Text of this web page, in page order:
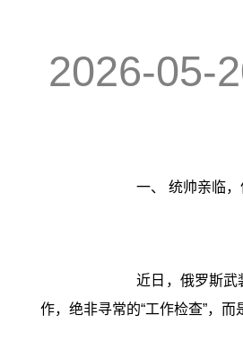
2026-05-
一、 统帅亲临，
近日，俄罗斯武
作，绝非寻常的“工作检查”，